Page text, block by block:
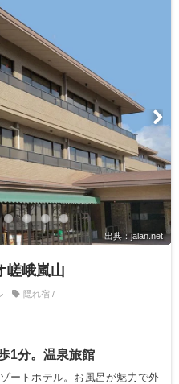
出典：jalan.net
峨嵐山
隠れ宿 /
1分。温泉旅館
ートホテル。お風呂が魅力で外